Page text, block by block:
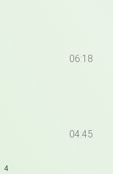
06:18
04:45
4